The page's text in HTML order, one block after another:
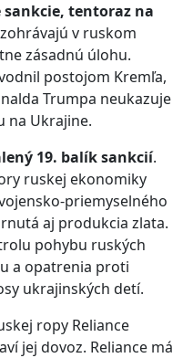
tentoraz na
v ruskom
zásadnú úlohu.
postojom Kremľa,
Trumpa neukazuje
na Ukrajine.
19. balík sankcií.
ruskej ekonomiky
priemyselného
aj produkcia zlata.
pohybu ruských
a opatrenia proti
ukrajinských detí.
ropy Reliance
jej dovoz. Reliance má